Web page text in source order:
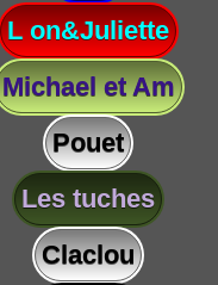
L on&Juliette
Michael et Am
Pouet
Les tuches
Claclou